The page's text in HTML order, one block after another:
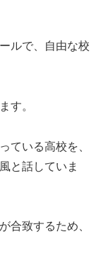
ルで、自由な校
す。
ている高校を、
と話していま
合致するため、